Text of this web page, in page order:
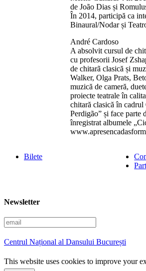
de João Dias și
În 2014, participă ca
Binaural/Nodar și
André Cardoso
A absolvit cursul de
cu profesorii Josef
de chitarã clasică și
Walker, Olga Prats,
muzică de cameră,
proiecte teatrale în
chitară clasică în
Perdigão” și face parte
înregistrat albumele
Bilete
Newsletter
E
m
a
i
l
Centrul Național al Dansului București
This website uses cookies to improve your